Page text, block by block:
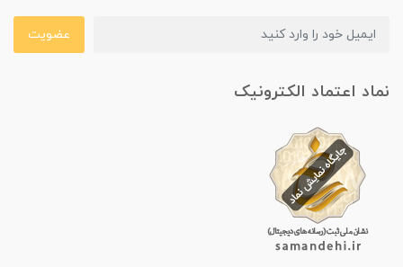
عضویت
نماد اعتماد الکترونیک